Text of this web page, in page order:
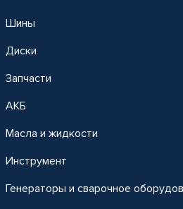
Шины
Диски
Запчасти
АКБ
Масла и жидкости
Инструмент
Генераторы и сварочное